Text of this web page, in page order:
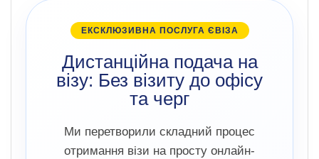
ЕКСКЛЮЗИВНА ПОСЛУГА ЄВІЗА
Дистанційна подача на
візу: Без візиту до офісу
та черг
Ми перетворили складний процес
отримання візи на просту онлайн-